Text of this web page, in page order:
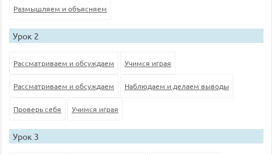
Размышляем и объясняем
Урок 2
Рассматриваем и обсуждаем Учимся играя
Рассматриваем и обсуждаем Наблюдаем и делаем выводы
Проверь себя Учимся играя
Урок 3